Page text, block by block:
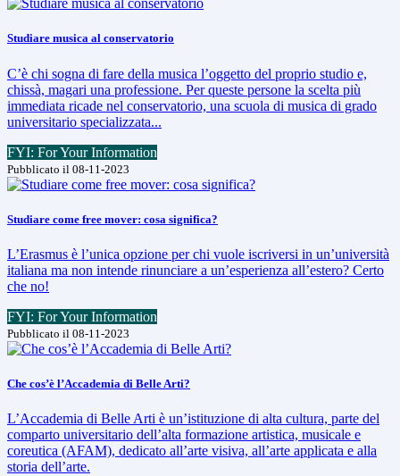
Studiare musica al conservatorio
C’è chi sogna di fare della musica l’oggetto del proprio studio e,
chissà, magari una professione. Per queste persone la scelta più
immediata ricade nel conservatorio, una scuola di musica di grado
universitario specializzata...
FYI: For Your Information
Pubblicato il 08-11-2023
Studiare come free mover: cosa significa?
L’Erasmus è l’unica opzione per chi vuole iscriversi in un’università
italiana ma non intende rinunciare a un’esperienza all’estero? Certo
che no!
FYI: For Your Information
Pubblicato il 08-11-2023
Che cos’è l’Accademia di Belle Arti?
L’Accademia di Belle Arti è un’istituzione di alta cultura, parte del
comparto universitario dell’alta formazione artistica, musicale e
coreutica (AFAM), dedicato all’arte visiva, all’arte applicata e alla
storia dell’arte.